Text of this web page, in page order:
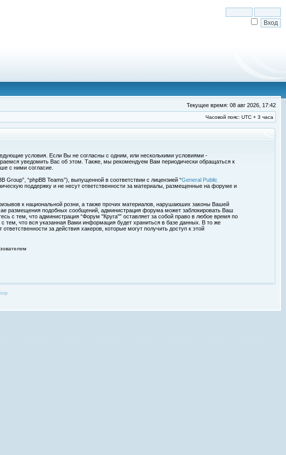
Текущее время: 08 авг 2026, 17:42
Часовой пояс: UTC + 3 часа
условия. Если Вы не согласны с одним, или несколькими условиями -
уведомить Вас об этом. Также, мы рекомендуем Вам периодически обращаться к
с ними согласие.
“phpBB Teams”), выпущенной в соответствии с лицензией “General Public
поддержку и не несут ответственности за материалы, размещенные на форуме и
к национальной розни, а также прочих материалов, нарушаюших законы Вашей
размещения подобных сообщений, администрация форума может заблокировать Ваш
с тем, что администрация “Форум "Круга"” оставляет за собой право в любое время по
что вся указанная Вами информация будет храниться в базе данных. В то же
за действия хакеров, которые могут получить доступ к этой